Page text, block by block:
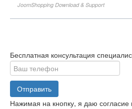
JoomShopping Download & Support
Бесплатная консультация
Отправить
Нажимая на кнопку, я даю согласие